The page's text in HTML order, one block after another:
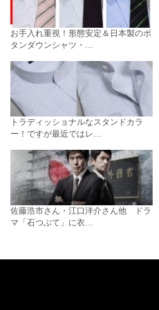
お手入れ重視！形態安定＆日本製のボ
タンダウンシャツ・…
トラディッショナルなスタンドカラ
ー！ですが最近ではレ…
佐藤浩市さん・江口洋介さん他 ドラ
マ「石つぶて」に衣…